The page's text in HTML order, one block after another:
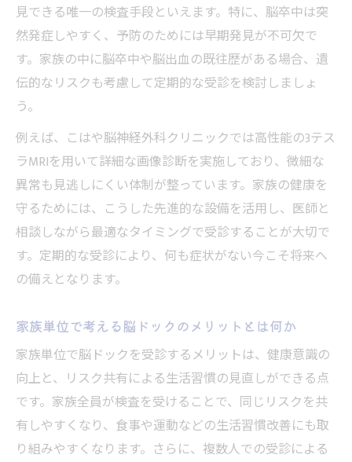
家族で知っておきたい脳ドックと脳検査の
目的の違い
脳ドックと脳検査の費用や内容の違いを知
ろう
いて
家族歴と脳卒中リスクの関係性を探る
脳ドックで家族歴のある方が注意すべきリ
スク
脳出血と家族歴の関係を脳ドックで明らか
にする
価するか
脳ドックで家族歴がある方のメリットと注
意点
脳ドックが明かす遺伝と生活習慣リスクの
実態
脳ドック費用を抑えるための実用知識
見できる唯一の検査手段といえます。特に、脳卒中は突
然発症しやすく、予防のためには早期発見が不可欠で
す。家族の中に脳卒中や脳出血の既往歴がある場合、遺
伝的なリスクも考慮して定期的な受診を検討しましょ
う。
例えば、こはや脳神経外科クリニックでは高性能の3テス
ラMRIを用いて詳細な画像診断を実施しており、微細な
異常も見逃しにくい体制が整っています。家族の健康を
守るためには、こうした先進的な設備を活用し、医師と
相談しながら最適なタイミングで受診することが大切で
す。定期的な受診により、何も症状がない今こそ将来へ
の備えとなります。
家族単位で考える脳ドックのメリットとは何か
家族単位で脳ドックを受診するメリットは、健康意識の
向上と、リスク共有による生活習慣の見直しができる点
です。家族全員が検査を受けることで、同じリスクを共
有しやすくなり、食事や運動などの生活習慣改善にも取
り組みやすくなります。さらに、複数人での受診による